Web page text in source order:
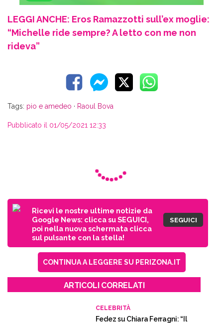
LEGGI ANCHE: Eros Ramazzotti sull’ex moglie:
“Michelle ride sempre? A letto con me non
rideva”
Tags: pio e amedeo · Raoul Bova
Pubblicato il 01/05/2021 12:33
Ricevi le nostre ultime notizie da
Google News: clicca su SEGUICI,
poi nella nuova schermata clicca
sul pulsante con la stella!
SEGUICI
CONTINUA A LEGGERE SU PERIZONA.IT
ARTICOLI CORRELATI
CELEBRITÀ
Fedez su Chiara Ferragni: “Il